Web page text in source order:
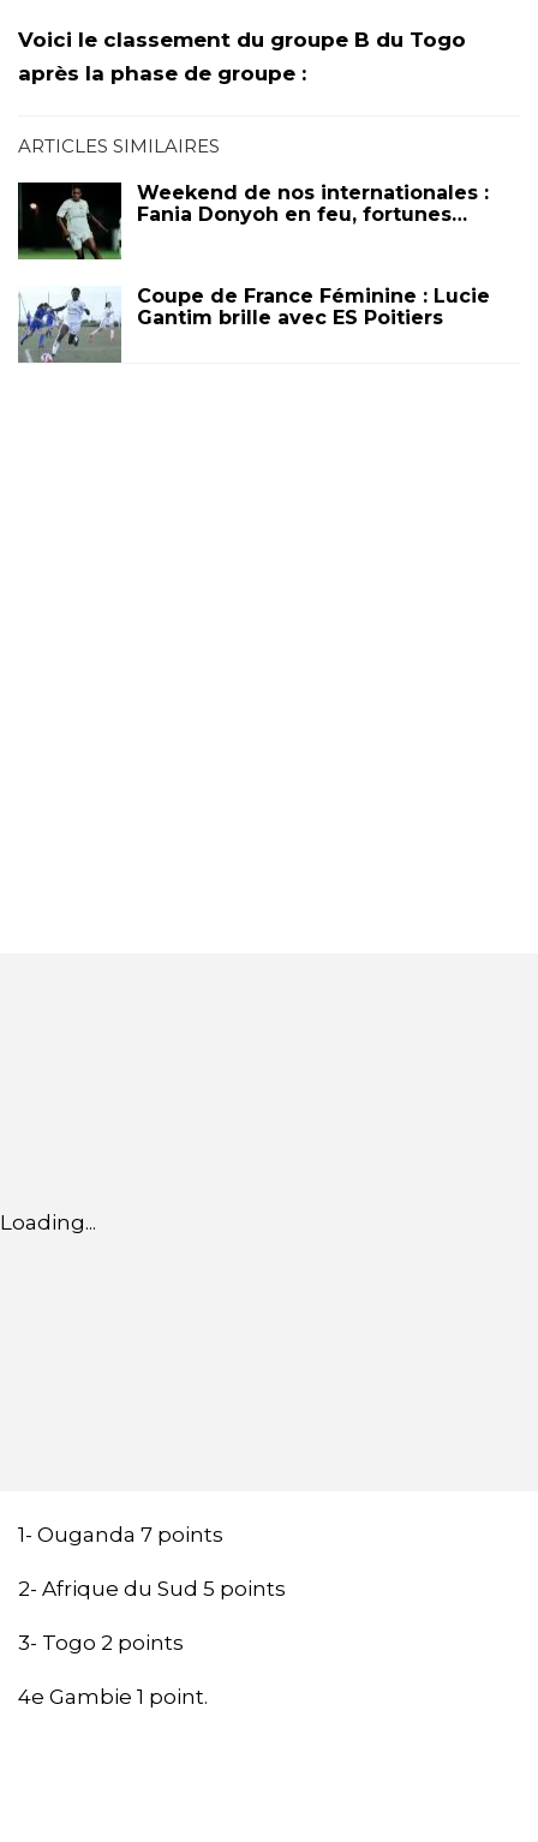
Voici le classement du groupe B du Togo
après la phase de groupe :
ARTICLES SIMILAIRES
Weekend de nos internationales :
Fania Donyoh en feu, fortunes…
Coupe de France Féminine : Lucie
Gantim brille avec ES Poitiers
Loading...
1- Ouganda 7 points
2- Afrique du Sud 5 points
3- Togo 2 points
4e Gambie 1 point.